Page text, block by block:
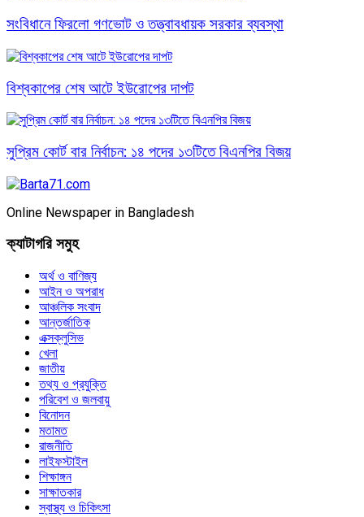
সংবিধানে ফিরলো গণভোট ও তত্ত্বাবধায়ক সরকার ব্যবস্থা
বিশ্বকাপের শেষ আটে ইউরোপের দাপট
সুপ্রিম কোর্ট বার নির্বাচন: ১৪ পদের ১৩টিতে বিএনপির বিজয়
Online Newspaper in Bangladesh
ক্যাটাগরি সমুহ
অর্থ ও বাণিজ্য
আইন ও অপরাধ
আঞ্চলিক সংবাদ
আন্তর্জাতিক
এক্সক্লুসিভ
খেলা
জাতীয়
তথ্য ও প্রযুক্তি
পরিবেশ ও জলবায়ু
বিনোদন
মতামত
রাজনীতি
লাইফস্টাইল
শিক্ষাঙ্গন
সাক্ষাতকার
স্বাস্থ্য ও চিকিৎসা